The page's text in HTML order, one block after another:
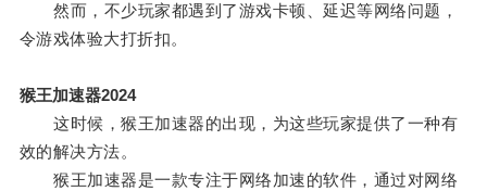
然而，不少玩家都遇到了游戏卡顿、延迟等网络问题，
令游戏体验大打折扣。
猴王加速器2024
这时候，猴王加速器的出现，为这些玩家提供了一种有
效的解决方法。
猴王加速器是一款专注于网络加速的软件，通过对网络